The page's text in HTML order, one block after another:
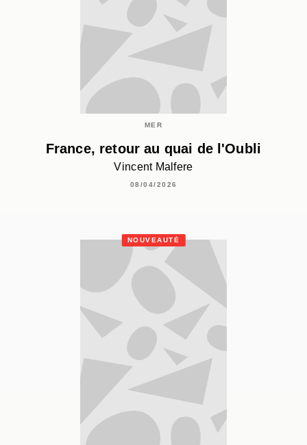
MER
France, retour au quai de l'Oubli
Vincent Malfere
08/04/2026
NOUVEAUTÉ